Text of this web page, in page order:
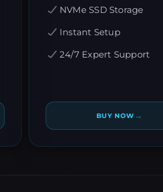
NVMe SSD Storage
Instant Setup
24/7 Expert Support
BUY NOW →